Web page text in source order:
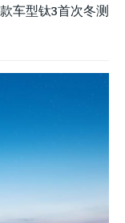
车型钛3首次冬测